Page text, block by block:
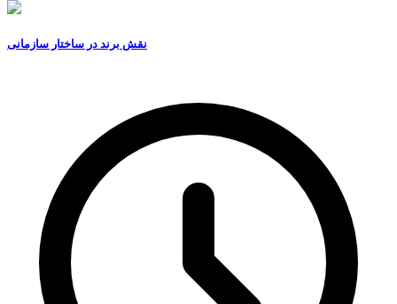
نقش برند در ساختار سازمانی